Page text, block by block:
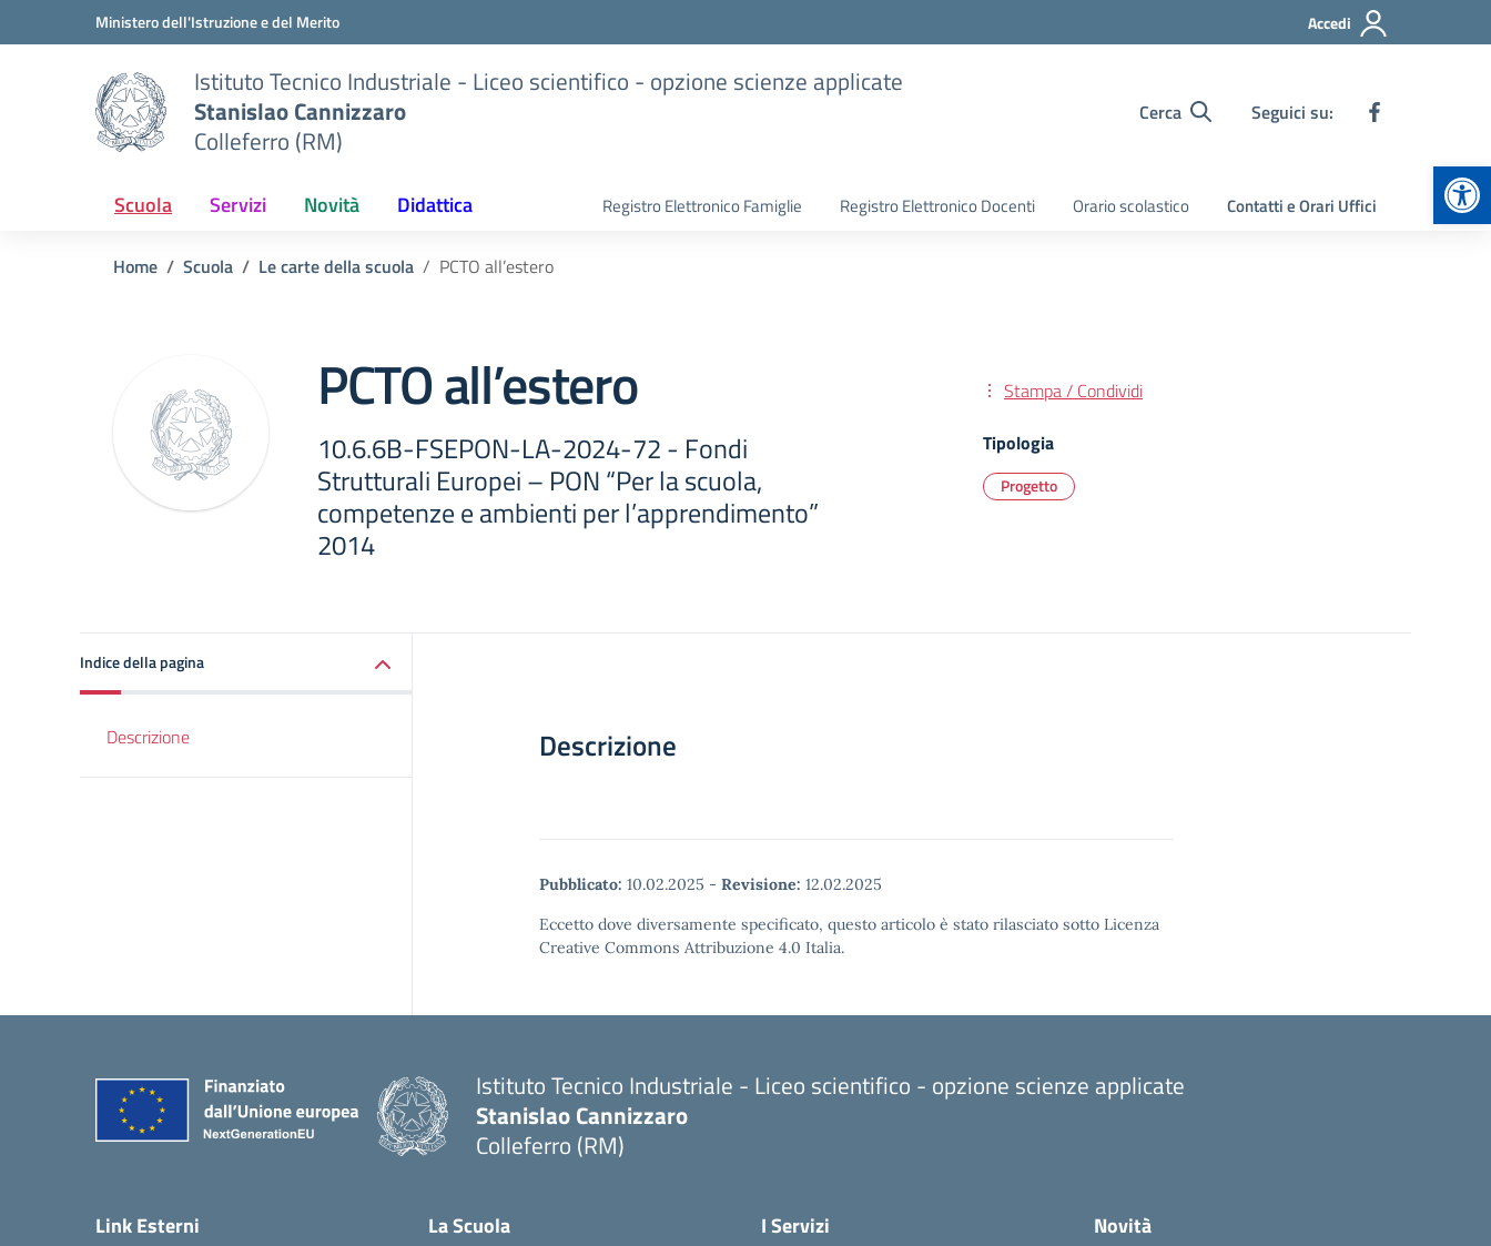
Vai ai contenuti
Vai al menu di navigazioneMinistero dell'Istruzione e del Merito Accedi
Istituto Tecnico Industriale - Liceo scientifico - opzione scienze applicate
Stanislao Cannizzaro
Colleferro (RM)
Cerca Seguici su:
Scuola Servizi Novità Didattica Registro Elettronico Famiglie Registro Elettronico Docenti Orario scolastico Contatti e Orari Uffici
Home Scuola Le carte della scuola PCTO all’estero
PCTO all’estero
10.6.6B-FSEPON-LA-2024-72 - Fondi
Strutturali Europei – PON “Per la scuola,
competenze e ambienti per l’apprendimento”
2014
Stampa / Condividi
Tipologia
Progetto
Indice della pagina
Descrizione Descrizione
Pubblicato: 10.02.2025 - Revisione: 12.02.2025
Eccetto dove diversamente specificato, questo articolo è stato rilasciato sotto Licenza
Creative Commons Attribuzione 4.0 Italia.
Istituto Tecnico Industriale - Liceo scientifico - opzione scienze applicate
Stanislao Cannizzaro
Colleferro (RM)
Link Esterni La Scuola I Servizi Novità